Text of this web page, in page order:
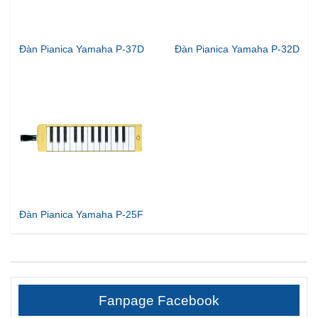
Đàn Pianica Yamaha P-37D Đàn Pianica Yamaha P-32D
Đàn Pianica Yamaha P-25F
Fanpage Facebook